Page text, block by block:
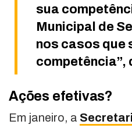
sua
Municipal de
nos casos que
competência”,
Ações efetivas?
Em janeiro, a